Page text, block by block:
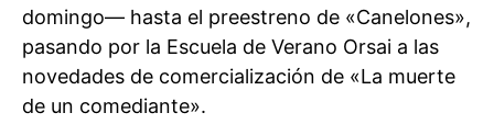
domingo— hasta el preestreno de «Canelones»,
pasando por la Escuela de Verano Orsai a las
novedades de comercialización de «La muerte
de un comediante».